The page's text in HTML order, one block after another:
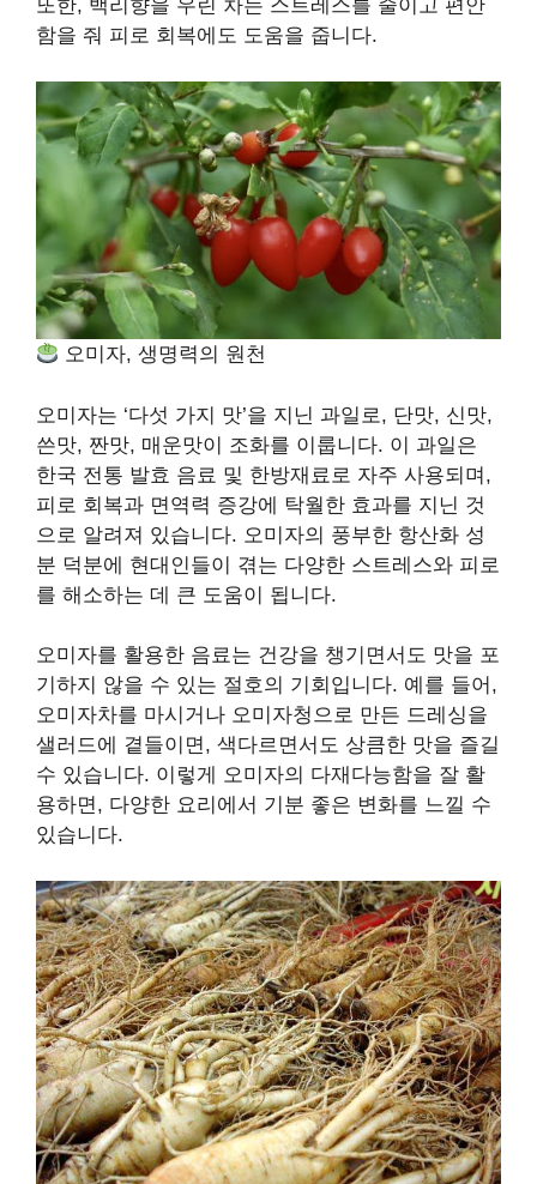
또한, 백리향을 우린 차는 스트레스를 줄이고 편안
함을 줘 피로 회복에도 도움을 줍니다.
오미자, 생명력의 원천
오미자는 ‘다섯 가지 맛’을 지닌 과일로, 단맛, 신맛,
쓴맛, 짠맛, 매운맛이 조화를 이룹니다. 이 과일은
한국 전통 발효 음료 및 한방재료로 자주 사용되며,
피로 회복과 면역력 증강에 탁월한 효과를 지닌 것
으로 알려져 있습니다. 오미자의 풍부한 항산화 성
분 덕분에 현대인들이 겪는 다양한 스트레스와 피로
를 해소하는 데 큰 도움이 됩니다.
오미자를 활용한 음료는 건강을 챙기면서도 맛을 포
기하지 않을 수 있는 절호의 기회입니다. 예를 들어,
오미자차를 마시거나 오미자청으로 만든 드레싱을
샐러드에 곁들이면, 색다르면서도 상큼한 맛을 즐길
수 있습니다. 이렇게 오미자의 다재다능함을 잘 활
용하면, 다양한 요리에서 기분 좋은 변화를 느낄 수
있습니다.